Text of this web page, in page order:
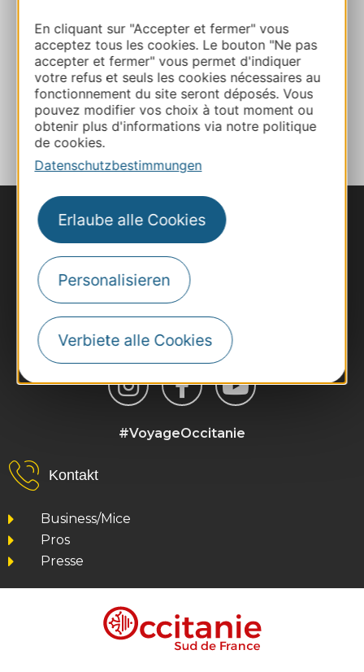
En cliquant sur "Accepter et fermer" vous
acceptez tous les cookies. Le bouton "Ne pas
accepter et fermer" vous permet d'indiquer
votre refus et seuls les cookies nécessaires au
fonctionnement du site seront déposés. Vous
pouvez modifier vos choix à tout moment ou
obtenir plus d'informations via notre politique
de cookies.
Datenschutzbestimmungen
Erlaube alle Cookies
Personalisieren
Verbiete alle Cookies
Facebook
ZU MEINEN FAVORITEN
#VoyageOccitanie
Kontakt
Business/Mice
Pros
Presse